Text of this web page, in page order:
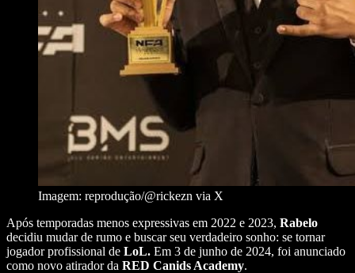
Imagem: reprodução/@rickezn via X
Após temporadas menos expressivas em 2022 e 2023, Rabelo
decidiu mudar de rumo e buscar seu verdadeiro sonho: se tornar
jogador profissional de LoL. Em 3 de junho de 2024, foi anunciado
como novo atirador da RED Canids Academy.